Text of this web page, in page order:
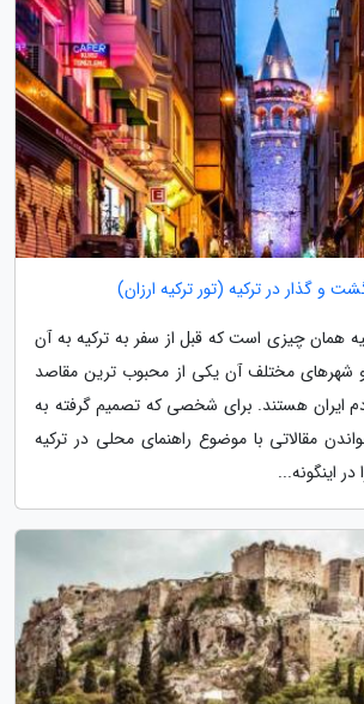
و گذار در ترکیه (تور ترکیه ارزان)
همان چیزی است که قبل از سفر به ترکیه به آن
و شهرهای مختلف آن یکی از محبوب ترین مقاصد
ایران هستند. برای شخصی که تصمیم گرفته به
مقالاتی با موضوع راهنمای محلی در ترکیه
اینگونه...